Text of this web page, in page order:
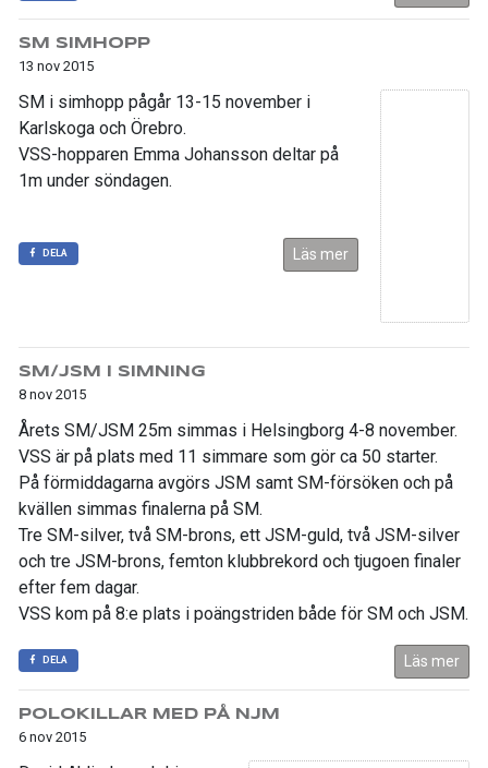
SM SIMHOPP
13 nov 2015
SM i simhopp pågår 13-15 november i
Karlskoga och Örebro.
VSS-hopparen Emma Johansson deltar på
1m under söndagen.
DELA Läs mer
SM/JSM I SIMNING
8 nov 2015
Årets SM/JSM 25m simmas i Helsingborg 4-8 november.
VSS är på plats med 11 simmare som gör ca 50 starter.
På förmiddagarna avgörs JSM samt SM-försöken och på
kvällen simmas finalerna på SM.
Tre SM-silver, två SM-brons, ett JSM-guld, två JSM-silver
och tre JSM-brons, femton klubbrekord och tjugoen finaler
efter fem dagar.
VSS kom på 8:e plats i poängstriden både för SM och JSM.
DELA Läs mer
POLOKILLAR MED PÅ NJM
6 nov 2015